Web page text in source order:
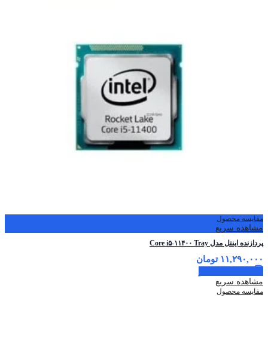
مقایسه محصول
مشاهده سریع
پردازنده اینتل مدل Core i۵-۱۱۴۰۰ Tray
۱۱,۲۹۰,۰۰۰ تومان
مشاهده سریع
مقایسه محصول